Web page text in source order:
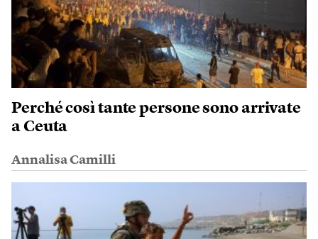
Perché così tante persone sono arrivate
a Ceuta
Annalisa Camilli